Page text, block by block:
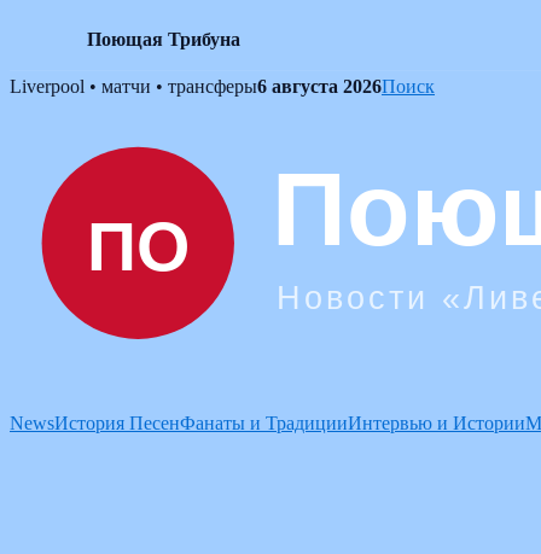
Поющая Трибуна
Skip
Liverpool • матчи • трансферы6 августа 2026Поиск
NewsИстория ПесенФанаты и ТрадицииИнтервью и Истории